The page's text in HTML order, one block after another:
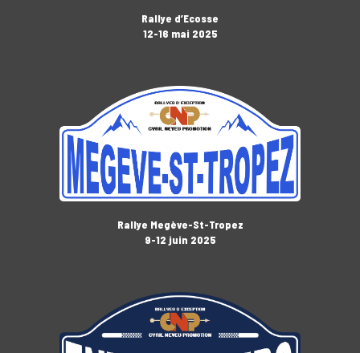
Rallye d’Ecosse
12-16 mai 2025
Rallye Megève-St-Tropez
9-12 juin 2025